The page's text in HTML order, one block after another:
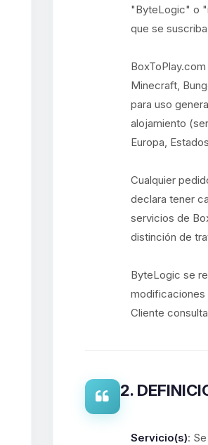
"ByteLogic" o
que se
Minecraft,
para uso
alojamiento
Europa,
Cualquier
declara tener
servicios de
distinción de
ByteLogic se
modificaciones
Cliente
2.
Servicio(s):